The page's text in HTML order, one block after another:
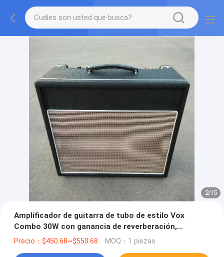
2/15
Amplificador de guitarra de tubo de estilo Vox
Combo 30W con ganancia de reverberación,
interruptor de grasa, agudos, graves, medios,
Precio：$450.68~$550.68 MOQ：1 piezas